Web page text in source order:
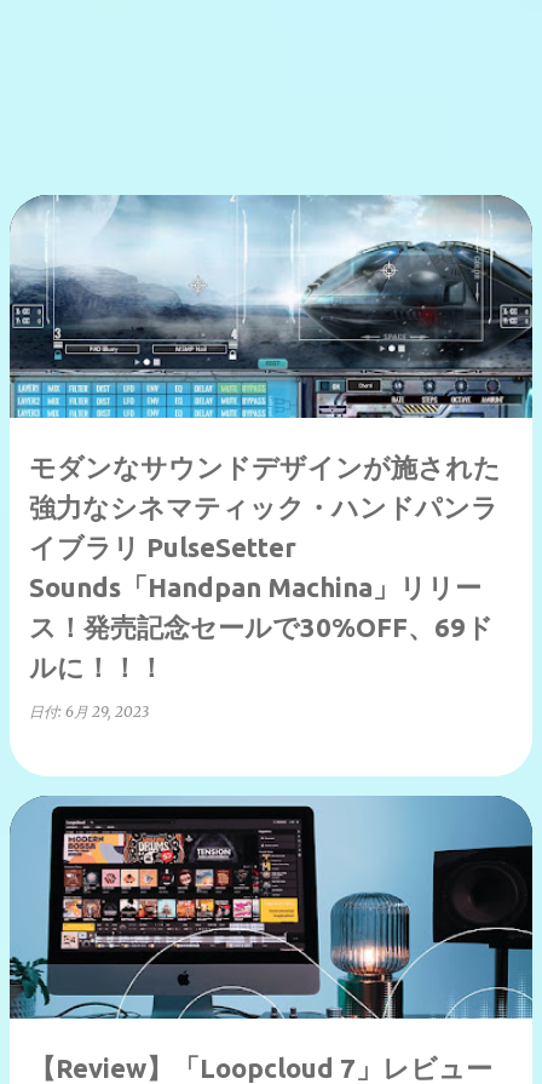
モダンなサウンドデザインが施された
強力なシネマティック・ハンドパンラ
イブラリ PulseSetter
Sounds「Handpan Machina」リリー
ス！発売記念セールで30%OFF、69ド
ルに！！！
日付: 6月 29, 2023
【Review】「Loopcloud 7」レビュー